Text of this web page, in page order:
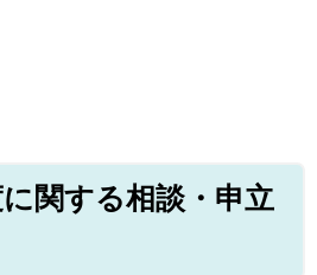
関する相談・申立